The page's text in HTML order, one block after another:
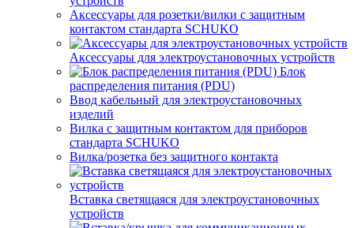
Аксессуары для розетки/вилки с защитным
контактом стандарта SCHUKO
Аксессуары для электроустановочных устройств
Блок
распределения питания (PDU)
Ввод кабельный для электроустановочных
изделий
Вилка с защитным контактом для приборов
стандарта SCHUKO
Вилка/розетка без защитного контакта
Вставка светящаяся для электроустановочных
устройств